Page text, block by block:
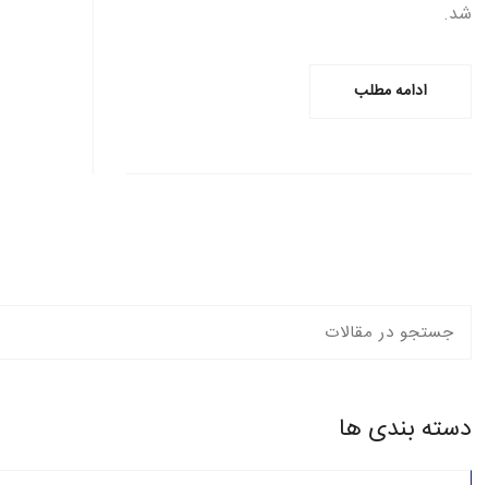
شد.
ادامه مطلب
دسته بندی ها